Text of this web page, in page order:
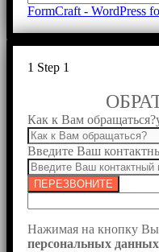
FormCraft - WordPress
1 Step 1
Как к Вам обращаться?
Введите Ваш
ПЕРЕЗВОНИТЕ
Нажимая на кнопку Вы
персональных данных